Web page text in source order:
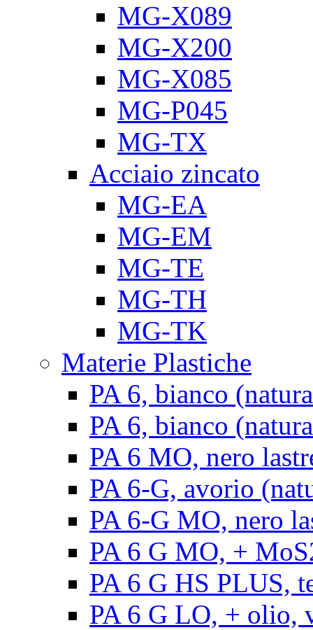
MG-X089
MG-X200
MG-X085
MG-P045
MG-TX
Acciaio zincato
MG-EA
MG-EM
MG-TE
MG-TH
MG-TK
Materie Plastiche
PA 6, bianco
PA 6, bianco
PA 6 MO, nero
PA 6-G, avorio
PA 6-G MO, nero
PA 6 G MO, +
PA 6 G HS PLUS,
PA 6 G LO, + olio,